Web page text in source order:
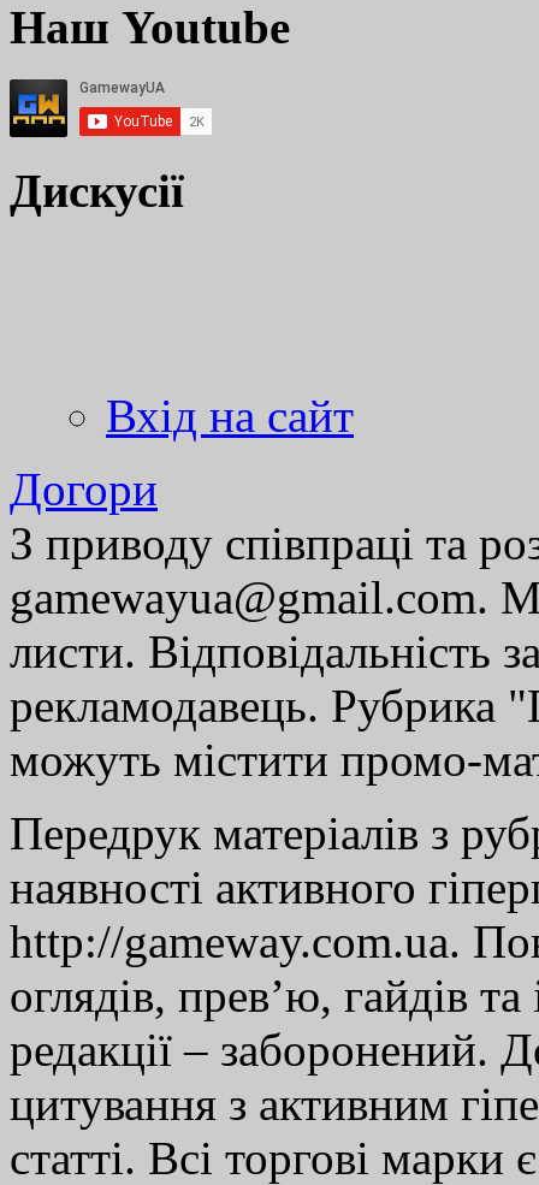
Наш Youtube
Дискусії
Вхід на сайт
Догори
З приводу співпраці та
gamewayua@gmail.com.
листи. Відповідальність
рекламодавець. Рубрика
можуть містити промо-
Передрук матеріалів з
наявності активного
http://gameway.com.ua.
оглядів, прев’ю, гайдів
редакції – заборонений.
цитування з активним
статті. Всі торгові марки